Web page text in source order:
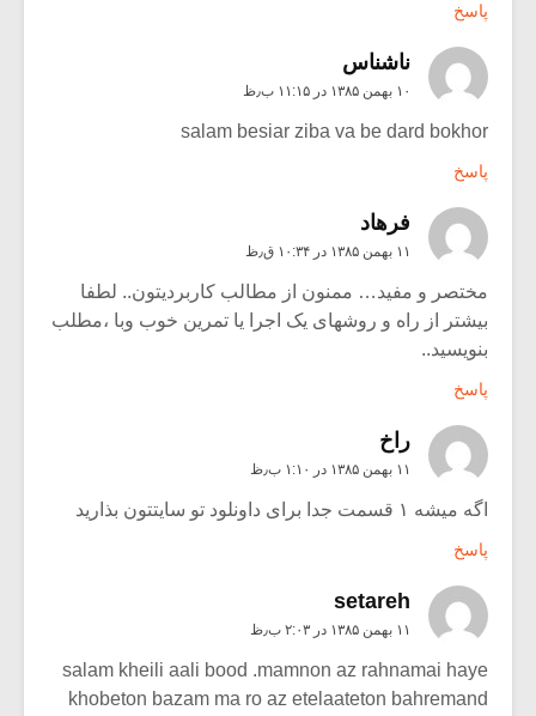
پاسخ
ناشناس
۱۰ بهمن ۱۳۸۵ در ۱۱:۱۵ ب٫ظ
salam besiar ziba va be dard bokhor
پاسخ
فرهاد
۱۱ بهمن ۱۳۸۵ در ۱۰:۳۴ ق٫ظ
مختصر و مفید… ممنون از مطالب کاربردیتون.. لطفا
بیشتر از راه و روشهای یک اجرا یا تمرین خوب وبا ،مطلب
بنویسید..
پاسخ
راخ
۱۱ بهمن ۱۳۸۵ در ۱:۱۰ ب٫ظ
اگه میشه ۱ قسمت جدا برای داونلود تو سایتتون بذارید
پاسخ
setareh
۱۱ بهمن ۱۳۸۵ در ۲:۰۳ ب٫ظ
salam kheili aali bood .mamnon az rahnamai haye
khobeton bazam ma ro az etelaateton bahremand